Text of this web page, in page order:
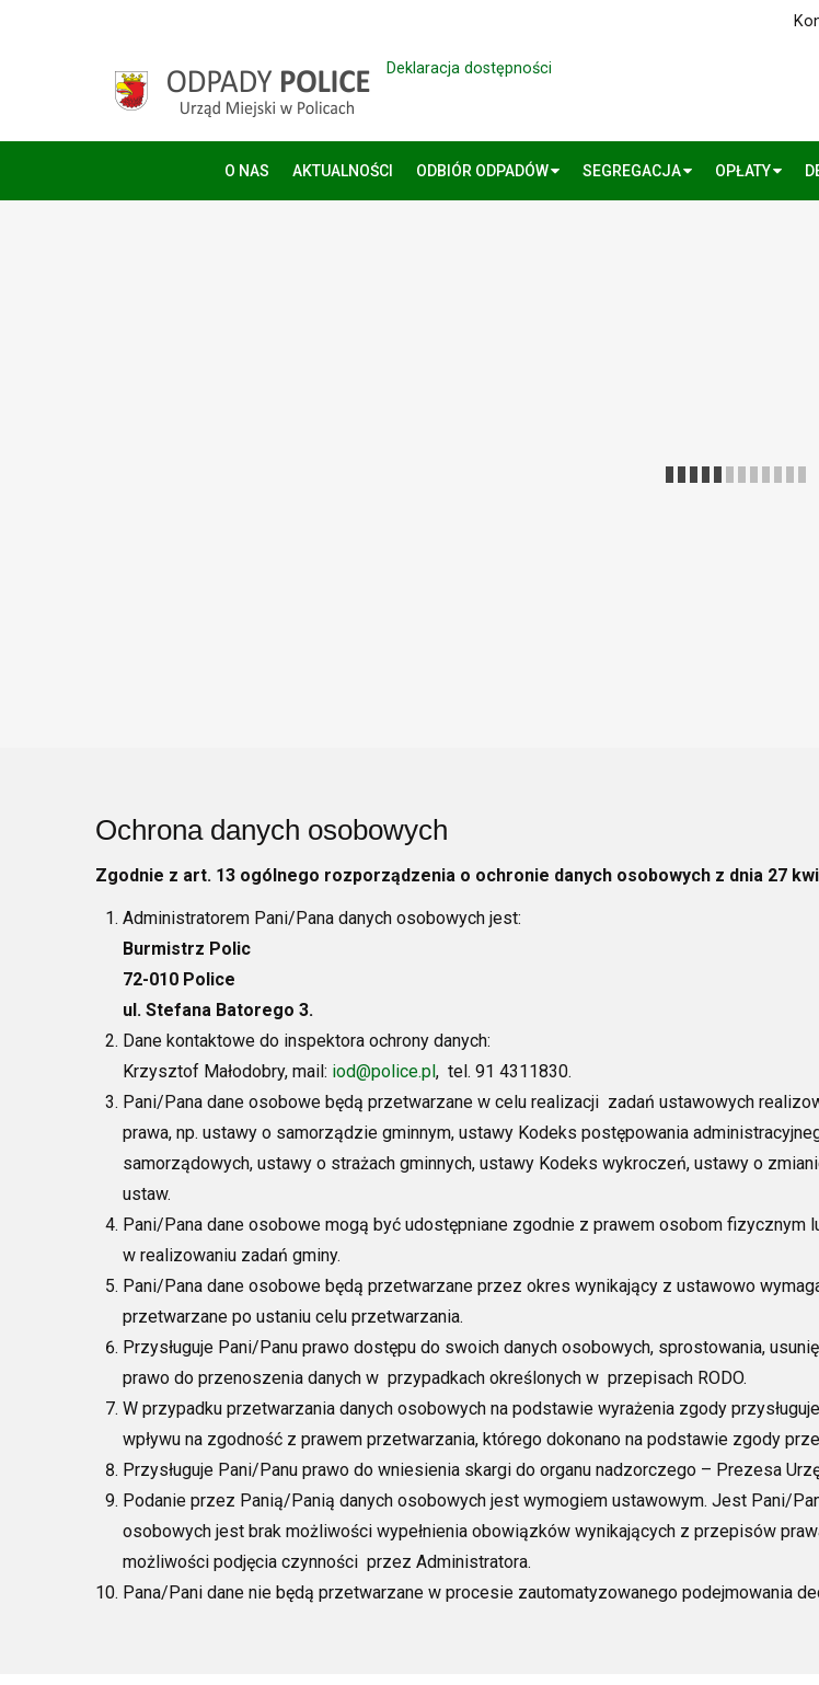
Deklaracja dostępności
O NAS AKTUALNOŚCI ODBIÓR ODPADÓW SEGREGACJA OPŁATY
Ochrona danych osobowych
Zgodnie z art. 13 ogólnego rozporządzenia o ochronie danych osobowych z dnia 27
Administratorem Pani/Pana danych osobowych jest:
Burmistrz Polic
72-010 Police
ul. Stefana Batorego 3.
Dane kontaktowe do inspektora ochrony danych:
Krzysztof Małodobry, mail: iod@police.pl, tel. 91 4311830.
Pani/Pana dane osobowe będą przetwarzane w celu realizacji zadań ustawowych
prawa, np. ustawy o samorządzie gminnym, ustawy Kodeks postępowania
samorządowych, ustawy o strażach gminnych, ustawy Kodeks wykroczeń, ustawy o
ustaw.
Pani/Pana dane osobowe mogą być udostępniane zgodnie z prawem osobom
w realizowaniu zadań gminy.
Pani/Pana dane osobowe będą przetwarzane przez okres wynikający z ustawowo
przetwarzane po ustaniu celu przetwarzania.
Przysługuje Pani/Panu prawo dostępu do swoich danych osobowych, sprostowania,
prawo do przenoszenia danych w przypadkach określonych w przepisach RODO.
W przypadku przetwarzania danych osobowych na podstawie wyrażenia zgody
wpływu na zgodność z prawem przetwarzania, którego dokonano na podstawie zgody
Przysługuje Pani/Panu prawo do wniesienia skargi do organu nadzorczego – Prezesa
Podanie przez Panią/Panią danych osobowych jest wymogiem ustawowym. Jest Pani/
osobowych jest brak możliwości wypełnienia obowiązków wynikających z przepisów
możliwości podjęcia czynności przez Administratora.
Pana/Pani dane nie będą przetwarzane w procesie zautomatyzowanego podejmowania